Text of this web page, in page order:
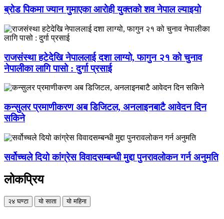
ब्रोड पिकमा ज्यान गुमाएका आरोही युक्तको शव नेपाल ल्याइयो
राजसंस्था हटेदेखि नेपाललाई दशा लाग्यो, फागुन २१ को चुनाव
नेपालीका लागि पासो : दुर्गा प्रसाई
कन्सुलर प्रमाणीकरण अब डिजिटल, अनलाइनबाटै आवेदन दिन
सकिने
सर्वोच्चले दियो कांग्रेस विवादसम्बन्धी मुद्दा पुनरावलोकन गर्न अनुमति
लोकप्रिय
२४ घण्टा यो साता यो महिना